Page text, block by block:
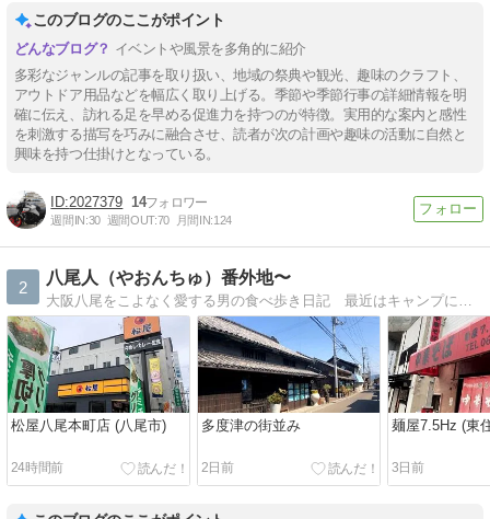
このブログのここがポイント
イベントや風景を多角的に紹介
多彩なジャンルの記事を取り扱い、地域の祭典や観光、趣味のクラフト、
アウトドア用品などを幅広く取り上げる。季節や季節行事の詳細情報を明
確に伝え、訪れる足を早める促進力を持つのが特徴。実用的な案内と感性
を刺激する描写を巧みに融合させ、読者が次の計画や趣味の活動に自然と
興味を持つ仕掛けとなっている。
2027379 14
週間IN:30 週間OUT:70 月間IN:124
2
八尾人（やおんちゅ）番外地〜
松屋八尾本町店 (八尾市)
24時間前
多度津の街並み
2日前
麺屋7.5Hz (東
3日前